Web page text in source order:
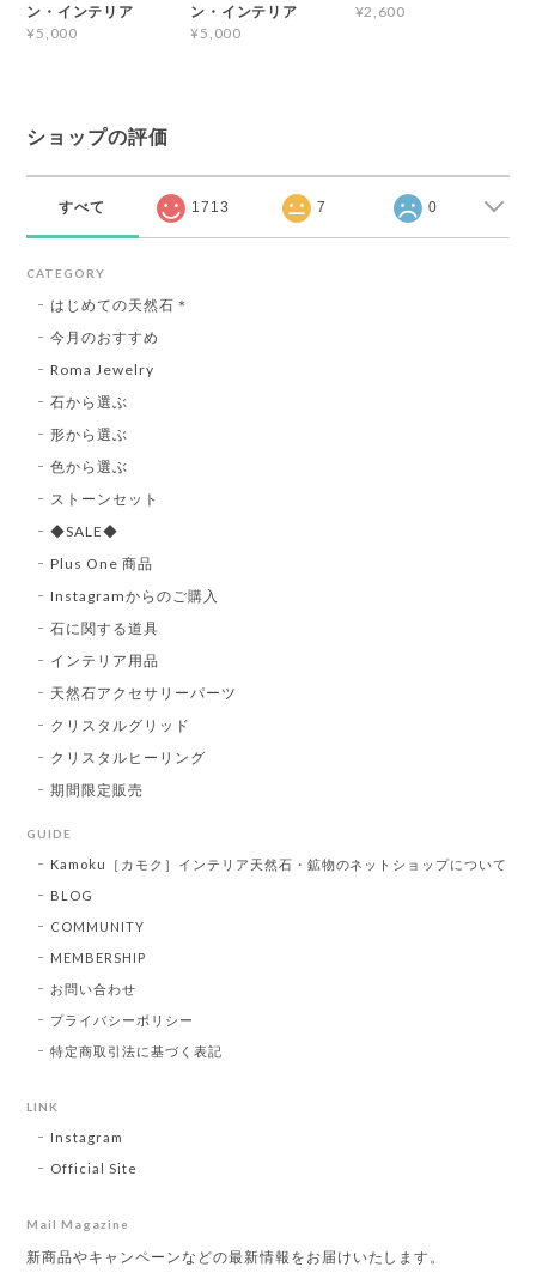
ン・インテリア
¥5,000
ン・インテリア
¥5,000
¥2,600
ショップの評価
すべて 1713 7 0
CATEGORY
はじめての天然石＊
今月のおすすめ
Roma Jewelry
石から選ぶ
形から選ぶ
色から選ぶ
ストーンセット
◆SALE◆
Plus One 商品
Instagramからのご購入
石に関する道具
インテリア用品
天然石アクセサリーパーツ
クリスタルグリッド
クリスタルヒーリング
期間限定販売
GUIDE
Kamoku［カモク］インテリア天然石・鉱物のネットショップについて
BLOG
COMMUNITY
MEMBERSHIP
お問い合わせ
プライバシーポリシー
特定商取引法に基づく表記
LINK
Instagram
Official Site
Mail Magazine
新商品やキャンペーンなどの最新情報をお届けいたします。